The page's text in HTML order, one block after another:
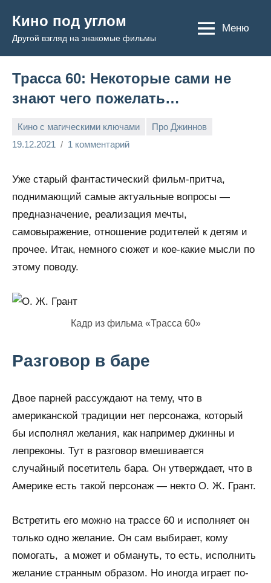
содержимому
Кино под углом
Другой взгляд на знакомые фильмы
Меню
Трасса 60: Некоторые сами не
знают чего пожелать…
Кино с магическими ключами
Про Джиннов
19.12.2021
Admin 1 комментарий
Уже старый фантастический фильм-притча,
поднимающий самые актуальные вопросы —
предназначение, реализация мечты,
самовыражение, отношение родителей к детям и
прочее. Итак, немного сюжет и кое-какие мысли по
этому поводу.
Кадр из фильма «Трасса 60»
Разговор в баре
Двое парней рассуждают на тему, что в
американской традиции нет персонажа, который
бы исполнял желания, как например джинны и
лепреконы. Тут в разговор вмешивается
случайный посетитель бара. Он утверждает, что в
Америке есть такой персонаж — некто О. Ж. Грант.
Встретить его можно на трассе 60 и исполняет он
только одно желание. Он сам выбирает, кому
помогать, а может и обмануть, то есть, исполнить
желание странным образом. Но иногда играет по-